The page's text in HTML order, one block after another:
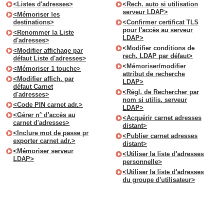
<Listes d'adresses>
<Mémoriser les
destinations>
<Renommer la Liste
d'adresses>
<Modifier affichage par
défaut Liste d'adresses>
<Mémoriser 1 touche>
<Modifier affich. par
défaut Carnet
d'adresses>
<Code PIN carnet adr.>
<Gérer n° d'accès au
carnet d'adresses>
<Inclure mot de passe pr
exporter carnet adr.>
<Mémoriser serveur
LDAP>
<Rech. auto si utilisation
serveur LDAP>
<Confirmer certificat TLS
pour l'accès au serveur
LDAP>
<Modifier conditions de
rech. LDAP par défaut>
<Mémoriser/modifier
attribut de recherche
LDAP>
<Régl. de Rechercher par
nom si utilis. serveur
LDAP>
<Acquérir carnet adresses
distant>
<Publier carnet adresses
distant>
<Utiliser la liste d'adresses
personnelle>
<Utiliser la liste d'adresses
du groupe d'utilisateur>